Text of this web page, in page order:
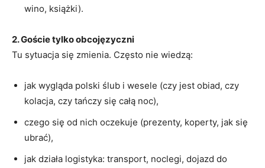
wino, książki).
2. Goście tylko obcojęzyczni
Tu sytuacja się zmienia. Często nie wiedzą:
jak wygląda polski ślub i wesele (czy jest obiad, czy
kolacja, czy tańczy się całą noc),
czego się od nich oczekuje (prezenty, koperty, jak się
ubrać),
jak działa logistyka: transport, noclegi, dojazd do